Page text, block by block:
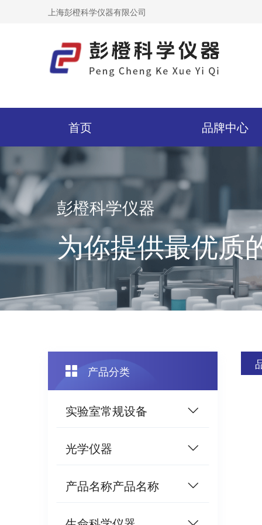
上海彭橙科学仪器有限公司
首页 品牌中心
彭橙科学仪器
为你提供最优质
产品分类
实验室常规设备
光学仪器
产品名称产品名称